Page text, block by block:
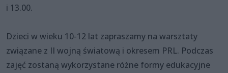
i 13.00.
Dzieci w wieku 10-12 lat zapraszamy na warsztaty
związane z II wojną światową i okresem PRL. Podczas
zajęć zostaną wykorzystane różne formy edukacyjne